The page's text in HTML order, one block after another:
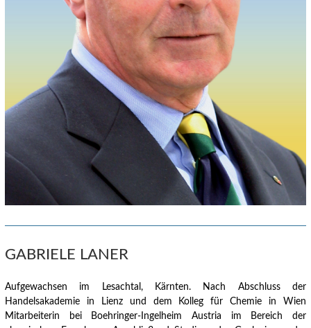
GABRIELE LANER
Aufgewachsen im Lesachtal, Kärnten. Nach Abschluss der
Handelsakademie in Lienz und dem Kolleg für Chemie in Wien
Mitarbeiterin bei Boehringer-Ingelheim Austria im Bereich der